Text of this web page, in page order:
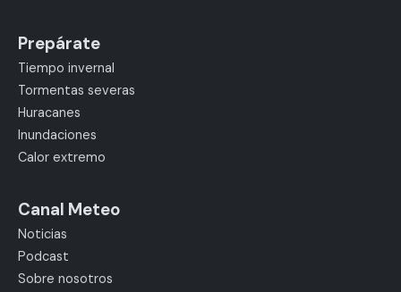
Prepárate
Tiempo invernal
Tormentas severas
Huracanes
Inundaciones
Calor extremo
Canal Meteo
Noticias
Podcast
Sobre nosotros